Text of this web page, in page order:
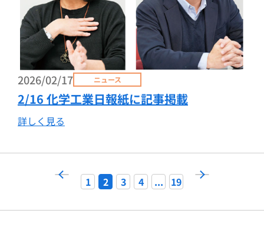
2026/02/17 ニュース
2/16 化学工業日報紙に記事掲載
詳しく見る
1 2 3 4 ... 19